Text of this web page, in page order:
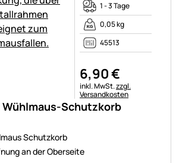
Schutzkorb
Schutzkorb
an der Oberseite
1 - 3 Tage
0,05 kg
45513
6,90€
Steuerhinweis:
inkl. MwSt.zzgl.
Versandkosten